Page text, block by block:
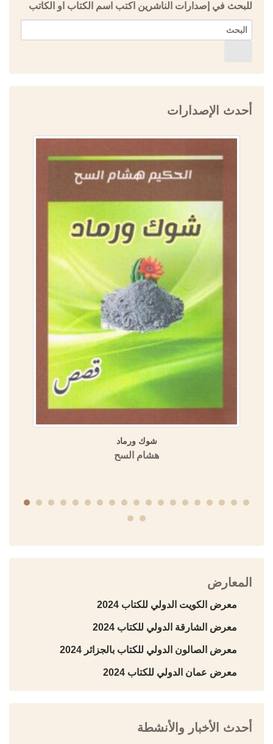
للبحث في إصدارات الناشرين اكتب اسم الكتاب او الكاتب
أحدث الإصدارات
الدولة الأموية في المشرق والأندلس في الموسوعة العمرية
(مسالك الأبصار في ممالك الأمصار)
منشورات الجمعية التاريخية السورية
المعارض
معرض الكويت الدولي للكتاب 2024
معرض الشارقة الدولي للكتاب 2024
معرض الصالون الدولي للكتاب بالجزائر 2024
معرض عمان الدولي للكتاب 2024
أحدث الأخبار والأنشطة